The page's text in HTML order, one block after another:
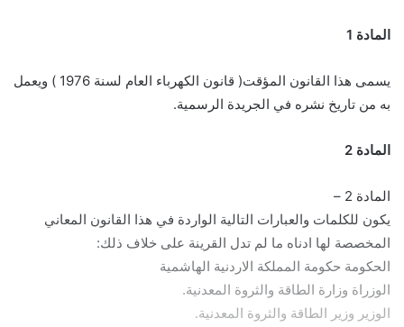
المادة 1
يسمى هذا القانون المؤقت( قانون الكهرباء العام لسنة 1976 ) ويعمل
به من تاريخ نشره في الجريدة الرسمية.
المادة 2
المادة 2 –
يكون للكلمات والعبارات التالية الواردة في هذا القانون المعاني
المخصصة لها ادناه ما لم تدل القرينة على خلاف ذلك:
الحكومة حكومة المملكة الاردنية الهاشمية
الوزراة وزارة الطاقة والثروة المعدنية.
الوزير وزير الطاقة والثروة المعدنية.